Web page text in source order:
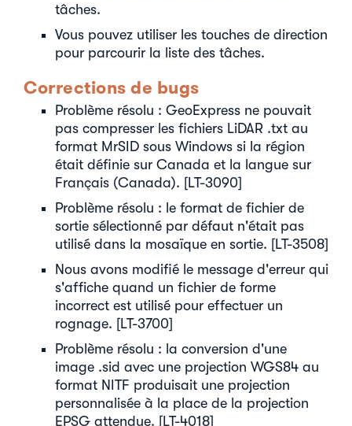
tâches.
Vous pouvez utiliser les touches de direction
pour parcourir la liste des tâches.
Corrections de bugs
Problème résolu : GeoExpress ne pouvait
pas compresser les fichiers LiDAR .txt au
format MrSID sous Windows si la région
était définie sur Canada et la langue sur
Français (Canada). [LT-3090]
Problème résolu : le format de fichier de
sortie sélectionné par défaut n'était pas
utilisé dans la mosaïque en sortie. [LT-3508]
Nous avons modifié le message d'erreur qui
s'affiche quand un fichier de forme
incorrect est utilisé pour effectuer un
rognage. [LT-3700]
Problème résolu : la conversion d'une
image .sid avec une projection WGS84 au
format NITF produisait une projection
personnalisée à la place de la projection
EPSG attendue. [LT-4018]